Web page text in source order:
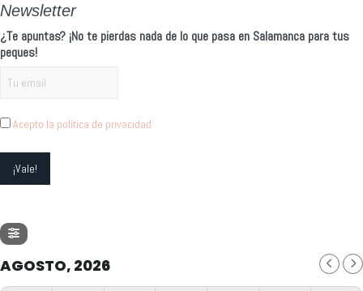
Newsletter
¿Te apuntas? ¡No te pierdas nada de lo que pasa en Salamanca para tus
peques!
Acepto la política de privacidad
AGOSTO, 2026